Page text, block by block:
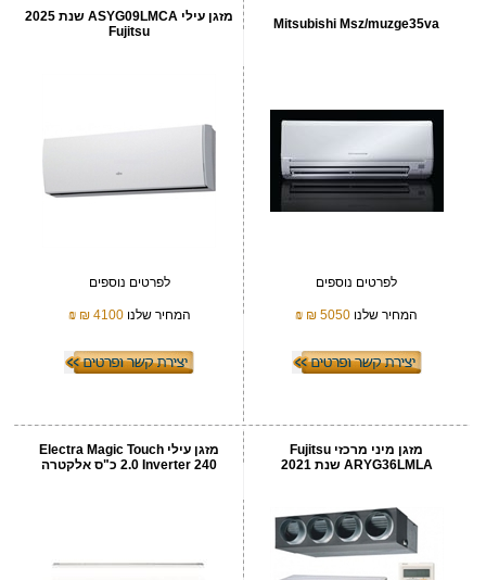
Mitsubishi Msz/muzge35va
לפרטים נוספים
המחיר שלנו 5050 ₪
₪
‏מזגן עילי ASYG09LMCA שנת 2025
Fujitsu
לפרטים נוספים
המחיר שלנו4100 ₪
₪
‏מזגן מיני מרכזי Fujitsu
ARYG36LMLA שנת 2021
מזגן עילי Electra Magic Touch
Inverter 240 ‏2.0 ‏כ"ס אלקטרה